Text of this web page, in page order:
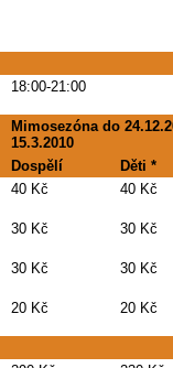
18:00-21:00
Mimosezóna do
15.3.2010
Dospělí
Děti *
40 Kč 40 Kč
30 Kč 30 Kč
30 Kč 30 Kč
20 Kč 20 Kč